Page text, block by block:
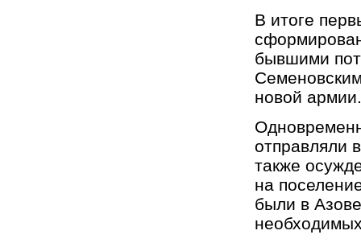
В итоге
бывшими
новой армии.
отправляли
также
на
были в